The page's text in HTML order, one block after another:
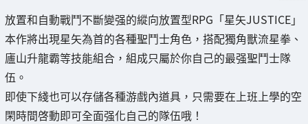
放置和自動戰鬥不斷變强的縱向放置型RPG「星矢JUSTICE」
本作將出現星矢為首的各種聖鬥士角色，搭配獨角獸流星拳、
廬山升龍霸等技能組合，組成只屬於你自己的最强聖鬥士隊
伍。
即使下綫也可以存儲各種游戲內道具，只需要在上班上學的空
閑時間啓動即可全面强化自己的隊伍哦！